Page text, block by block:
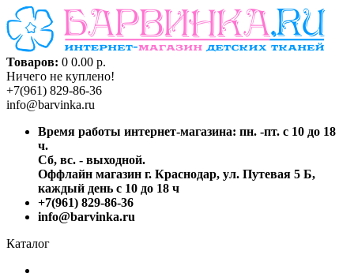
Товаров: 0 0.00 р.
Ничего не куплено!
+7(961) 829-86-36
info@barvinka.ru
Время работы интернет-магазина: пн. -пт. с 10 до 18
ч.
Сб, вс. - выходной.
Оффлайн магазин г. Краснодар, ул. Путевая 5 Б,
каждый день с 10 до 18 ч
+7(961) 829-86-36
info@barvinka.ru
Каталог